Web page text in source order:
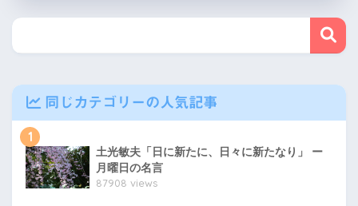
同じカテゴリーの人気記事
1
土光敏夫「日に新たに、日々に新たなり」 ー
月曜日の名言
87908 views